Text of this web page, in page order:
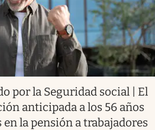
por la Seguridad social | El
anticipada a los 56 años
la pensión a trabajadores